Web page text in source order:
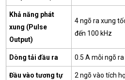
Khả năng phát
xung (Pulse
Output)
4 ngõ ra xung
đến 100 kHz
Dòng tải đầu ra 0.5 A mỗi ngõ ra
Đầu vào tương tự
2 ngõ vào tích